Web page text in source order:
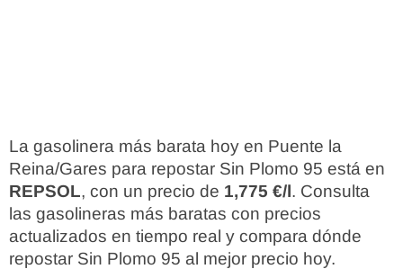
La gasolinera más barata hoy en Puente la
Reina/Gares para repostar Sin Plomo 95 está en
REPSOL, con un precio de 1,775 €/l. Consulta
las gasolineras más baratas con precios
actualizados en tiempo real y compara dónde
repostar Sin Plomo 95 al mejor precio hoy.